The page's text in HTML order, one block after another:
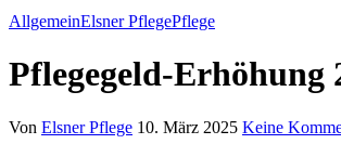
AllgemeinElsner PflegePflege
Pflegegeld-Erhöhung
Von Elsner Pflege 10. März 2025 Keine